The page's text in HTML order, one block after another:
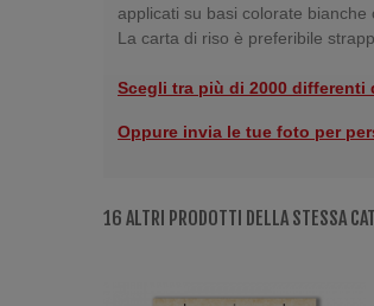
applicati su basi colorate bianche
La carta di riso è preferibile
Scegli tra più di 2000 differenti
Oppure invia le tue foto per
16 ALTRI PRODOTTI DELLA STESSA